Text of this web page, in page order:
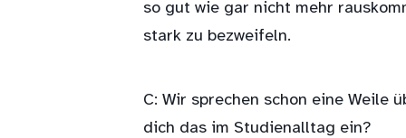
so gut wie gar nicht mehr
stark zu bezweifeln.
C: Wir sprechen schon eine Weile
dich das im Studienalltag ein?